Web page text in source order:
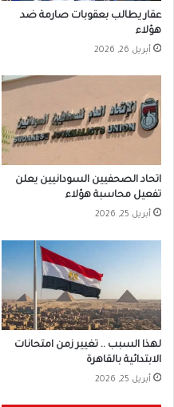
عقار يطالب بعقوبات صارمة ضد
هؤلاء
أبريل 26, 2026
اتحاد الصحفيين السودانيين يعلن
تفعيل محاسبة هؤلاء
أبريل 25, 2026
لهذا السبب .. تغيير زمن امتحانات
الابتدائية بالقاهرة
أبريل 25, 2026